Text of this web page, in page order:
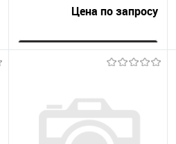
Цена по запросу
Запросить цену
Купить в 1
сравнению
В избранное
Под заказ